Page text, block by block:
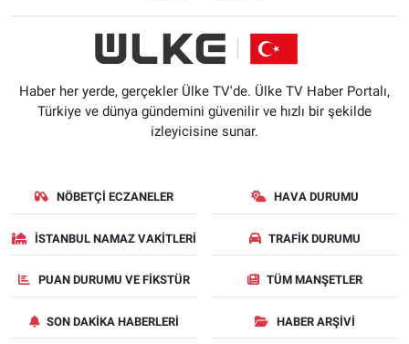
Haber her yerde, gerçekler Ülke TV'de. Ülke TV Haber Portalı,
Türkiye ve dünya gündemini güvenilir ve hızlı bir şekilde
izleyicisine sunar.
NÖBETÇI ECZANELER HAVA DURUMU
İSTANBUL NAMAZ VAKITLERI TRAFIK DURUMU
PUAN DURUMU VE FIKSTÜR TÜM MANŞETLER
SON DAKIKA HABERLERI HABER ARŞIVI